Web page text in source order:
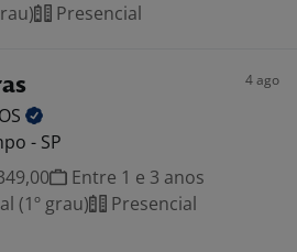
Presencial
4 ago
- SP
Entre 1 e 3 anos
(1º grau)
Presencial